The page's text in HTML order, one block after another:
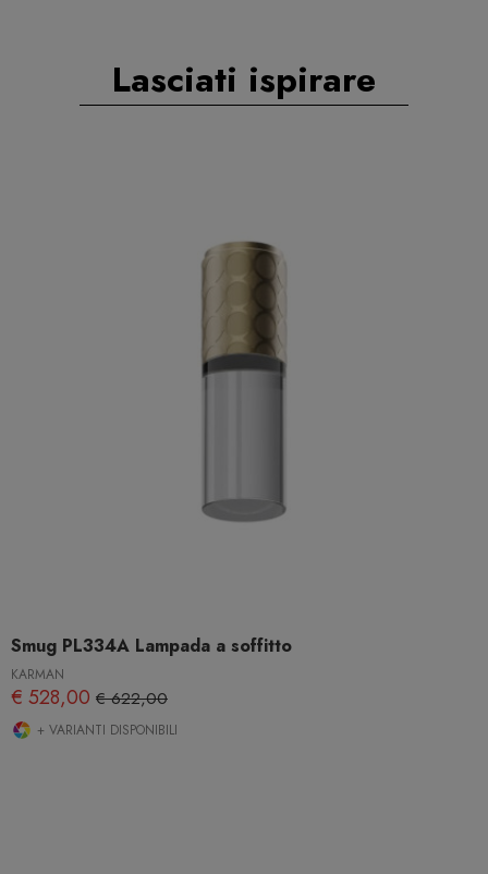
Lasciati ispirare
Smug PL334A Lampada a soffitto
KARMAN
€ 528,00 € 622,00
+ VARIANTI DISPONIBILI